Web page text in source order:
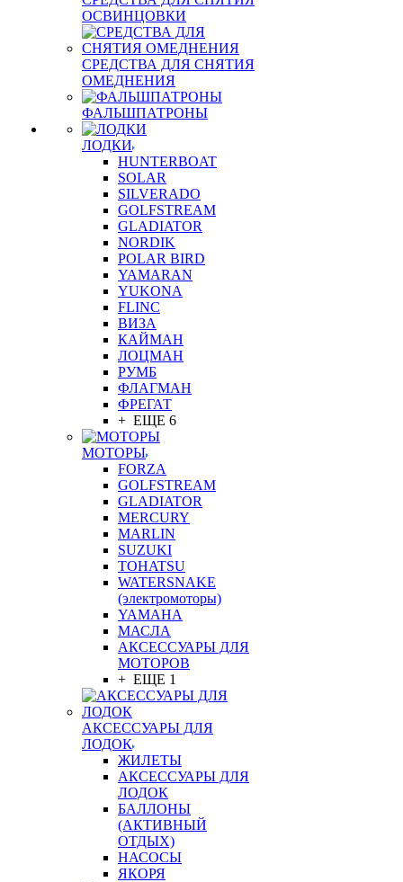
ОСВИНЦОВКИ
СРЕДСТВА ДЛЯ СНЯТИЯ
ОМЕДНЕНИЯ
ФАЛЬШПАТРОНЫ
ЛОДКИ
HUNTERBOAT
SOLAR
SILVERADO
GOLFSTREAM
GLADIATOR
NORDIK
POLAR BIRD
YAMARAN
YUKONA
FLINC
ВИЗА
КАЙМАН
ЛОЦМАН
РУМБ
ФЛАГМАН
ФРЕГАТ
+ ЕЩЕ 6
МОТОРЫ
FORZA
GOLFSTREAM
GLADIATOR
MERCURY
MARLIN
SUZUKI
TOHATSU
WATERSNAKE
(электромоторы)
YAMAHA
МАСЛА
АКСЕССУАРЫ ДЛЯ
МОТОРОВ
+ ЕЩЕ 1
АКСЕССУАРЫ ДЛЯ
ЛОДОК
ЖИЛЕТЫ
АКСЕССУАРЫ ДЛЯ
ЛОДОК
БАЛЛОНЫ
(АКТИВНЫЙ
ОТДЫХ)
НАСОСЫ
ЯКОРЯ